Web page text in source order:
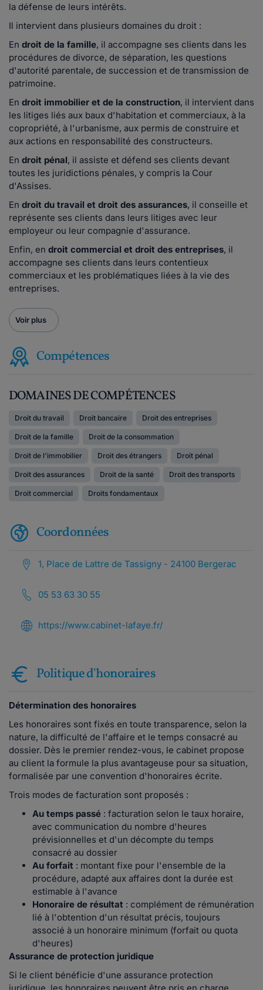
la défense de leurs intérêts.
Il intervient dans plusieurs domaines du droit :
En droit de la famille, il accompagne ses clients dans les
procédures de divorce, de séparation, les questions
d'autorité parentale, de succession et de transmission de
patrimoine.
En droit immobilier et de la construction, il intervient dans
les litiges liés aux baux d'habitation et commerciaux, à la
copropriété, à l'urbanisme, aux permis de construire et
aux actions en responsabilité des constructeurs.
En droit pénal, il assiste et défend ses clients devant
toutes les juridictions pénales, y compris la Cour
d'Assises.
En droit du travail et droit des assurances, il conseille et
représente ses clients dans leurs litiges avec leur
employeur ou leur compagnie d'assurance.
Enfin, en droit commercial et droit des entreprises, il
accompagne ses clients dans leurs contentieux
commerciaux et les problématiques liées à la vie des
entreprises.
Voir plus
Compétences
DOMAINES DE COMPÉTENCES
Droit du travail Droit bancaire Droit des entreprises
Droit de la famille Droit de la consommation
Droit de l'immobilier Droit des étrangers Droit pénal
Droit des assurances Droit de la santé Droit des transports
Droit commercial Droits fondamentaux
Coordonnées
1, Place de Lattre de Tassigny - 24100 Bergerac
05 53 63 30 55
https://www.cabinet-lafaye.fr/
Politique d'honoraires
Détermination des honoraires
Les honoraires sont fixés en toute transparence, selon la
nature, la difficulté de l'affaire et le temps consacré au
dossier. Dès le premier rendez-vous, le cabinet propose
au client la formule la plus avantageuse pour sa situation,
formalisée par une convention d'honoraires écrite.
Trois modes de facturation sont proposés :
Au temps passé : facturation selon le taux horaire,
avec communication du nombre d'heures
prévisionnelles et d'un décompte du temps
consacré au dossier
Au forfait : montant fixe pour l'ensemble de la
procédure, adapté aux affaires dont la durée est
estimable à l'avance
Honoraire de résultat : complément de rémunération
lié à l'obtention d'un résultat précis, toujours
associé à un honoraire minimum (forfait ou quota
d'heures)
Assurance de protection juridique
Si le client bénéficie d'une assurance protection